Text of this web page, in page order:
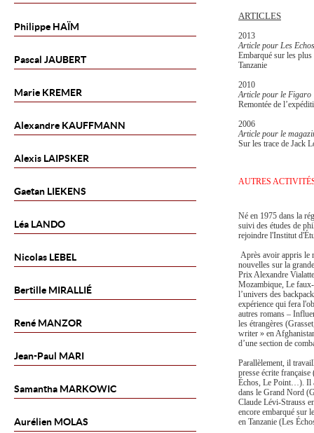
Philippe HAÏM
Pascal JAUBERT
Marie KREMER
Alexandre KAUFFMANN
Alexis LAIPSKER
Gaetan LIEKENS
Léa LANDO
Nicolas LEBEL
Bertille MIRALLIÉ
René MANZOR
Jean-Paul MARI
Samantha MARKOWIC
Aurélien MOLAS
ARTICLES
2013
Article pour Les Echos
Embarqué sur les
Tanzanie
2010
Article pour le Figaro
Remontée de
2006
Article pour le
Sur les trace de Jack
AUTRES
Né en 1975 dans la
suivi des études de
rejoindre l'Institut
Après avoir appris le
nouvelles sur la
Prix Alexandre
Mozambique, Le
l’univers des
expérience qui fera
autres romans –
les étrangères
writer » en
d’une section de
Parallèlement, il
presse écrite
Échos, Le Point…). Il
dans le Grand Nord
Claude Lévi-Strauss
encore embarqué sur
en Tanzanie (Les